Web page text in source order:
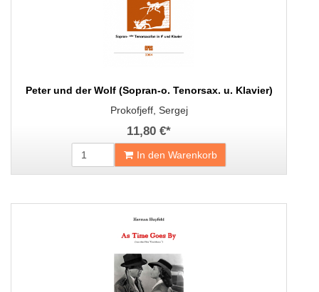
Peter und der Wolf (Sopran-o. Tenorsax. u. Klavier)
Prokofjeff, Sergej
11,80 €*
In den Warenkorb